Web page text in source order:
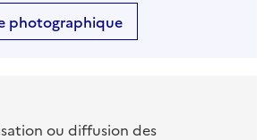
photographique
ou diffusion des